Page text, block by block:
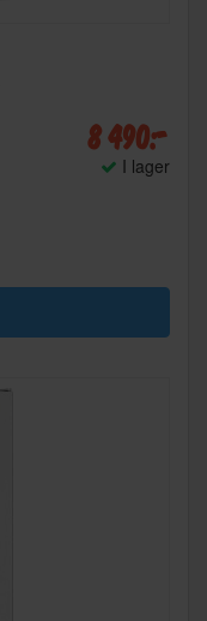
8 490:-
I lager